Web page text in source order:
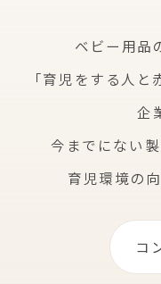
ベビー用品
「育児をする人と
企
今までにない
育児環境の
コ